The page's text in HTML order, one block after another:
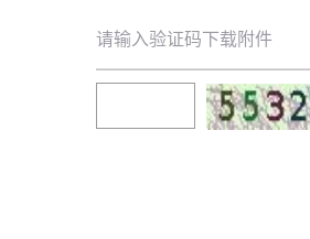
请输入验证码下载附件